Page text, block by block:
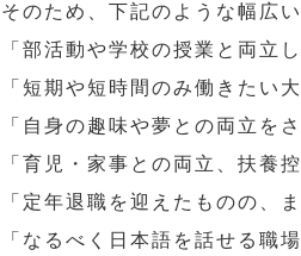
そのため、下記のような幅広
「部活動や学校の授業と両立
「短期や短時間のみ働きたい大
「自身の趣味や夢との両立を
「育児・家事との両立、扶養
「定年退職を迎えたものの、
「なるべく日本語を話せる職